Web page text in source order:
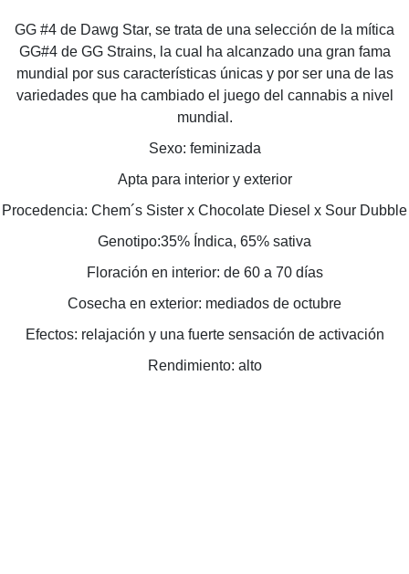
GG #4 de Dawg Star, se trata de una selección de la mítica
GG#4 de GG Strains, la cual ha alcanzado una gran fama
mundial por sus características únicas y por ser una de las
variedades que ha cambiado el juego del cannabis a nivel
mundial.
Sexo: feminizada
Apta para interior y exterior
Procedencia: Chem´s Sister x Chocolate Diesel x Sour Dubble
Genotipo:35% Índica, 65% sativa
Floración en interior: de 60 a 70 días
Cosecha en exterior: mediados de octubre
Efectos: relajación y una fuerte sensación de activación
Rendimiento: alto